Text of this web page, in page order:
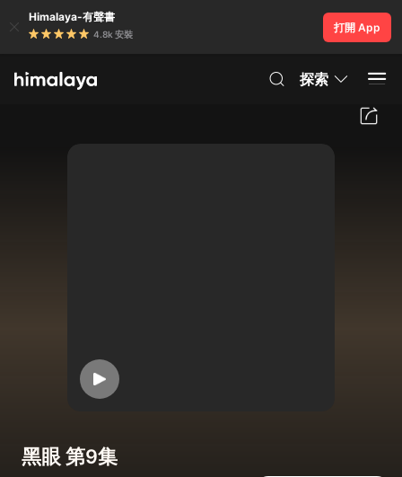
Himalaya-有聲書
4.8k 安裝
打開 App
探索
黑眼 第9集